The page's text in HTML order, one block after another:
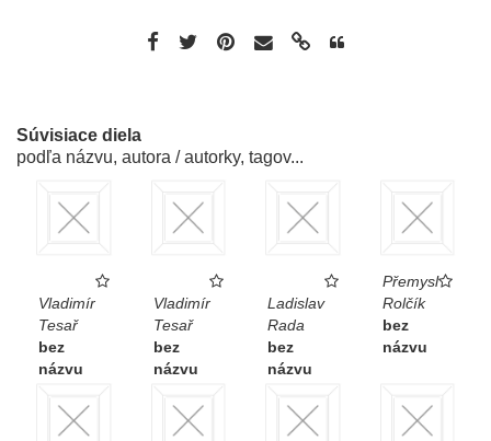
Súvisiace diela
podľa názvu, autora / autorky, tagov...
Vladimír
Tesař
bez
názvu
Vladimír
Tesař
bez
názvu
Ladislav
Rada
bez
názvu
Přemysl
Rolčík
bez
názvu